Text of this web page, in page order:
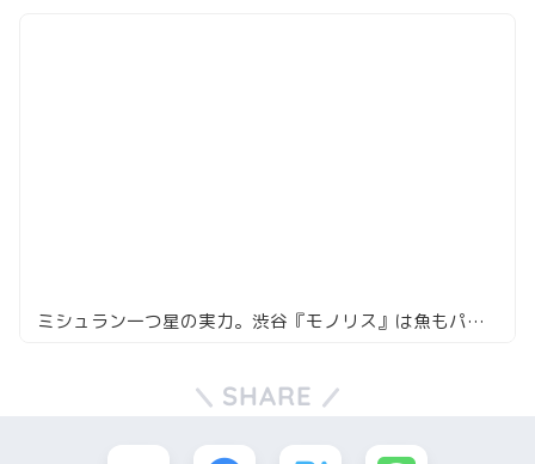
ミシュラン一つ星の実力。渋谷『モノリス』は魚もパイ包みもモノリスエッグも神懸かってるから全人類食べて
SHARE